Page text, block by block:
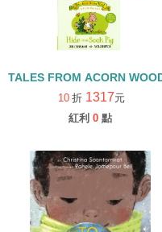
TALES FROM ACORN
10 折 1317元
紅利 0 點